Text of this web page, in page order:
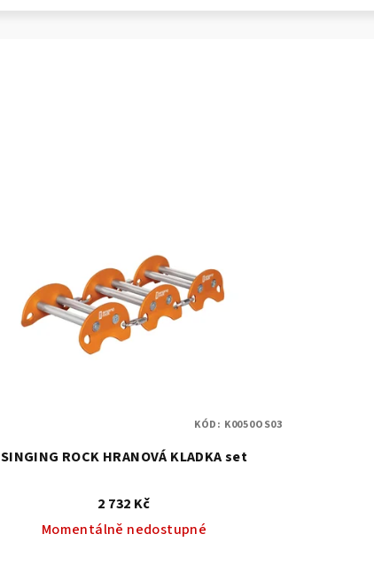
SINGING ROCK HRANOVÁ KLADKA set
2 732 Kč
Momentálně nedostupné
KÓD: K0050OS03